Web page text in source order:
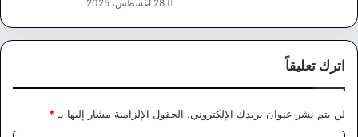
28 أغسطس، 2025
اترك تعليقاً
لن يتم نشر عنوان بريدك الإلكتروني. الحقول الإلزامية مشار إليها بـ*